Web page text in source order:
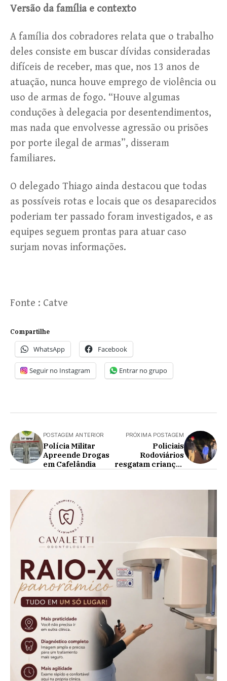
Versão da família e contexto
A família dos cobradores relata que o trabalho
deles consiste em buscar dívidas consideradas
difíceis de receber, mas que, nos 13 anos de
atuação, nunca houve emprego de violência ou
uso de armas de fogo. “Houve algumas
conduções à delegacia por desentendimentos,
mas nada que envolvesse agressão ou prisões
por porte ilegal de armas”, disseram
familiares.
O delegado Thiago ainda destacou que todas
as possíveis rotas e locais que os desaparecidos
poderiam ter passado foram investigados, e as
equipes seguem prontas para atuar caso
surjam novas informações.
Fonte : Catve
Compartilhe
WhatsApp Facebook
Seguir no Instagram Entrar no grupo
POSTAGEM ANTERIOR
Polícia Militar
Apreende Drogas
em Cafelândia
PRÓXIMA POSTAGEM
Policiais
Rodoviários
resgatam crianças
rodovia durante a